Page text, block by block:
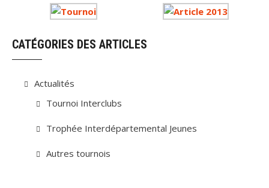
CATÉGORIES DES ARTICLES
Actualités
Tournoi Interclubs
Trophée Interdépartemental Jeunes
Autres tournois